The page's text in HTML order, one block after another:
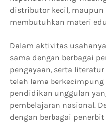
distributor kecil, maupun
membutuhkan materi
Dalam aktivitas
sama dengan berbagai
pengayaan, serta
telah lama
pendidikan unggulan
pembelajaran nasional.
dengan berbagai